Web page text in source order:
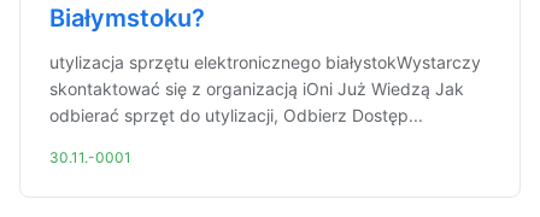
Białymstoku?
utylizacja sprzętu elektronicznego białystokWystarczy
skontaktować się z organizacją iOni Już Wiedzą Jak
odbierać sprzęt do utylizacji, Odbierz Dostęp...
30.11.-0001